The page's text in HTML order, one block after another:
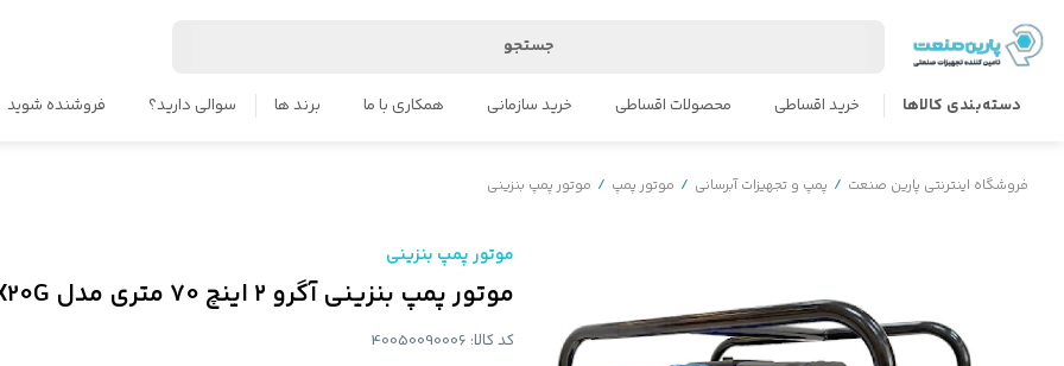
جستجو
دسته‌بندی کالاها خرید اقساطی محصولات اقساطی خرید سازمانی همکاری با ما برند ها سوالی دارید؟ فروشنده شوید
فروشگاه اینترنتی پارین صنعت / پمپ و تجهیزات آبرسانی / موتور پمپ / موتور پمپ بنزینی
موتور پمپ بنزینی
موتور پمپ بنزینی آگرو ۲ اینچ 70 متری مدل WPX20G هندلی
کد کالا: 40050090006